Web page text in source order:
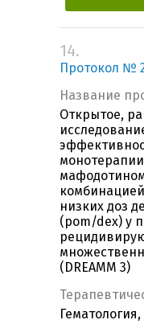
14.
Протокол №
Название
Открытое,
низких доз
(pom/dex) у
(DREAMM 3)